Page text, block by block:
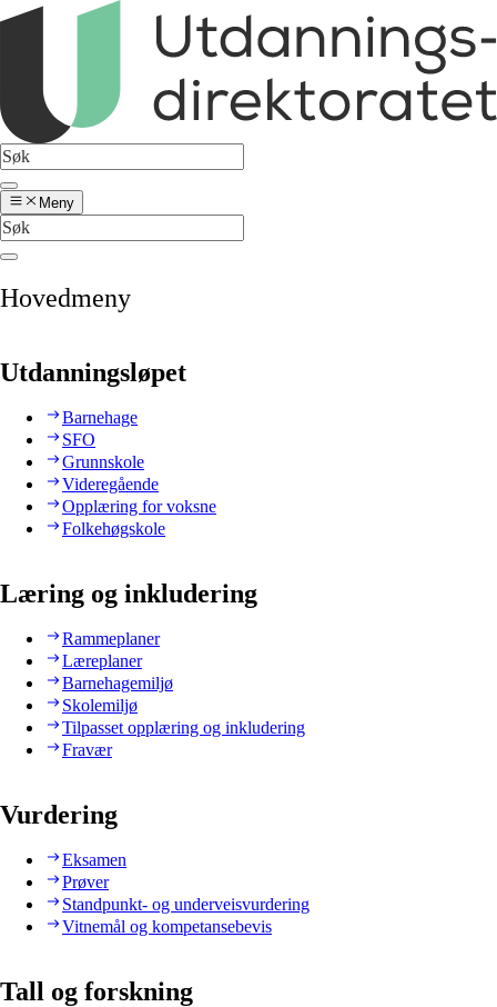
Meny
Hovedmeny
Utdanningsløpet
Barnehage
SFO
Grunnskole
Videregående
Opplæring for voksne
Folkehøgskole
Læring og inkludering
Rammeplaner
Læreplaner
Barnehagemiljø
Skolemiljø
Tilpasset opplæring og inkludering
Fravær
Vurdering
Eksamen
Prøver
Standpunkt- og underveisvurdering
Vitnemål og kompetansebevis
Tall og forskning